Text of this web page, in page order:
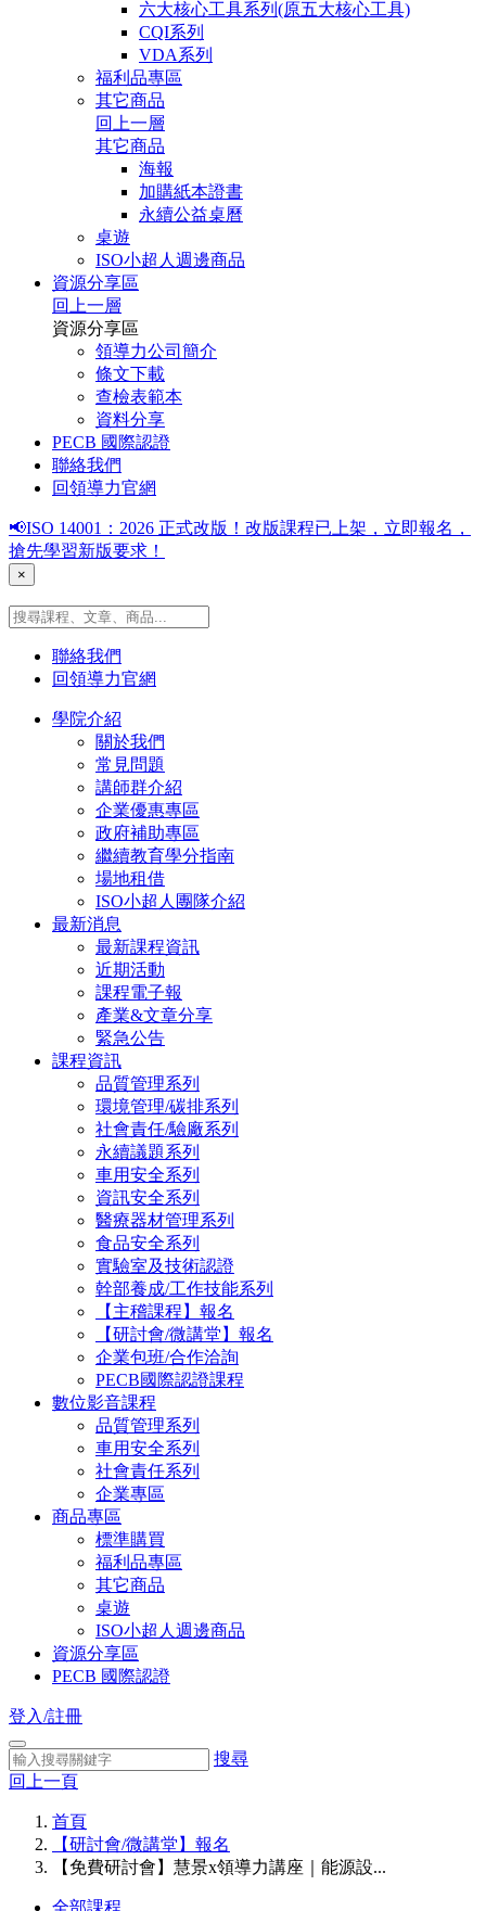
六大核心工具系列(原五大核心工具)
CQI系列
VDA系列
福利品專區
其它商品
回上一層
其它商品
海報
加購紙本證書
永續公益桌曆
桌遊
ISO小超人週邊商品
資源分享區
回上一層
資源分享區
領導力公司簡介
條文下載
查檢表範本
資料分享
PECB 國際認證
聯絡我們
回領導力官網
📢ISO 14001：2026 正式改版！改版課程已上架，立即報名，
搶先學習新版要求！
×
聯絡我們
回領導力官網
學院介紹
關於我們
常見問題
講師群介紹
企業優惠專區
政府補助專區
繼續教育學分指南
場地租借
ISO小超人團隊介紹
最新消息
最新課程資訊
近期活動
課程電子報
產業&文章分享
緊急公告
課程資訊
品質管理系列
環境管理/碳排系列
社會責任/驗廠系列
永續議題系列
車用安全系列
資訊安全系列
醫療器材管理系列
食品安全系列
實驗室及技術認證
幹部養成/工作技能系列
【主稽課程】報名
【研討會/微講堂】報名
企業包班/合作洽詢
PECB國際認證課程
數位影音課程
品質管理系列
車用安全系列
社會責任系列
企業專區
商品專區
標準購買
福利品專區
其它商品
桌遊
ISO小超人週邊商品
資源分享區
PECB 國際認證
登入/註冊
搜尋
回上一頁
首頁
【研討會/微講堂】報名
【免費研討會】慧景x領導力講座｜能源設...
全部課程